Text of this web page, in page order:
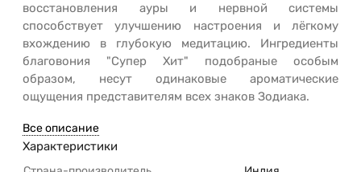
восстановления ауры и нервной системы
способствует улучшению настроения и лёгкому
вхождению в глубокую медитацию. Ингредиенты
благовония "Супер Хит" подобраные особым
образом, несут одинаковые ароматические
ощущения представителям всех знаков Зодиака.
Все описание
Характеристики